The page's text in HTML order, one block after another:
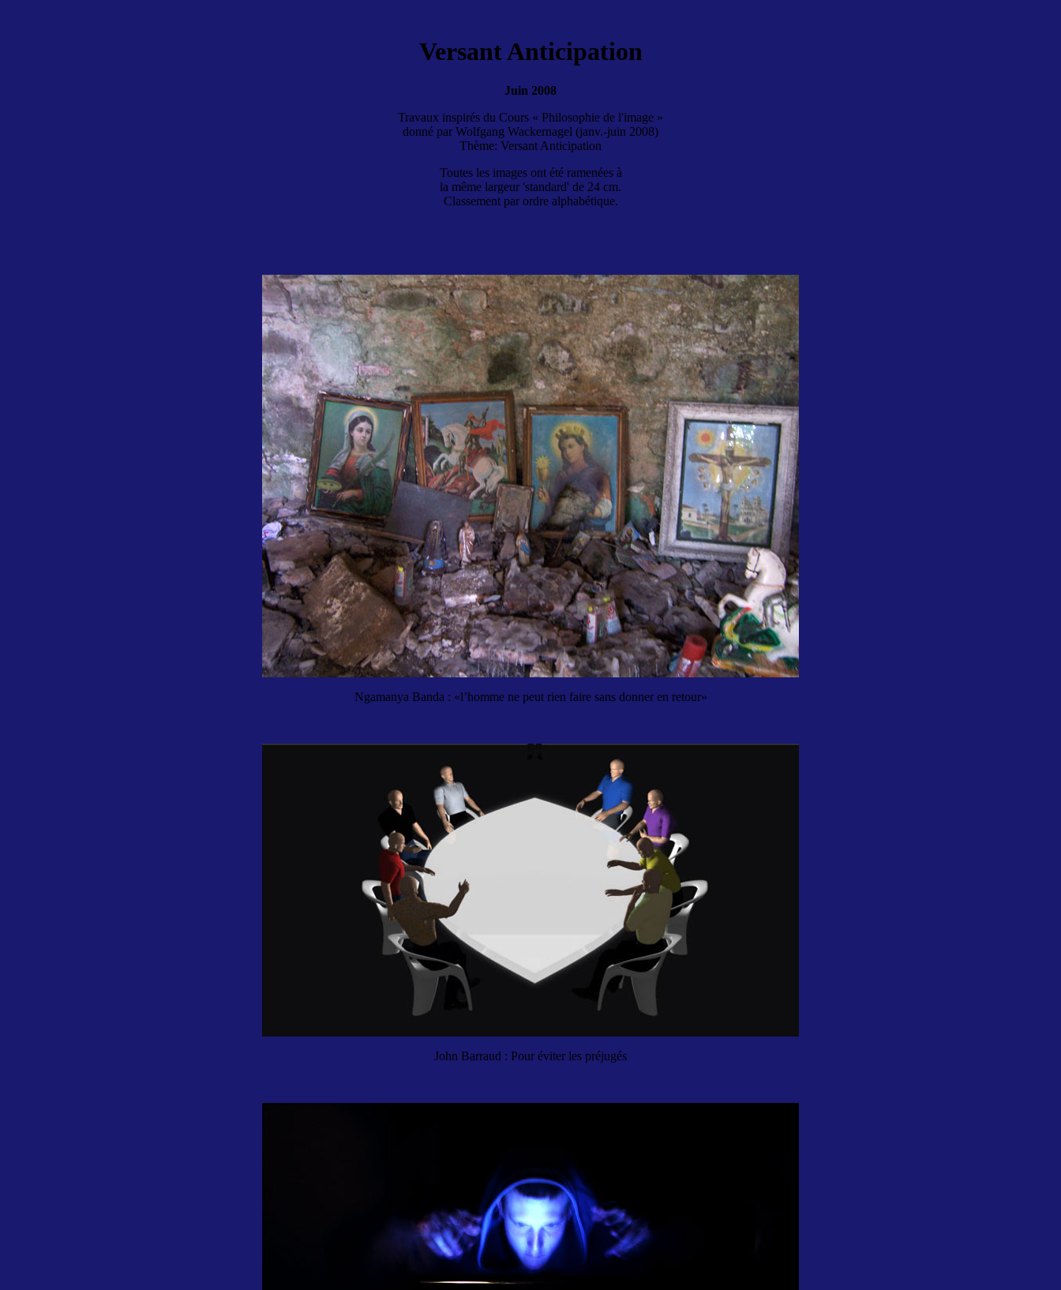
Versant Anticipation
Juin 2008
Travaux inspirés du Cours « Philosophie de l'image »
donné par Wolfgang Wackernagel (janv.-juin 2008)
Thème: Versant Anticipation
Toutes les images ont été ramenées à
la même largeur 'standard' de 24 cm.
Classement par ordre alphabétique.
Ngamanya Banda : «l’homme ne peut rien faire sans donner en retour»
John Barraud : Pour éviter les préjugés